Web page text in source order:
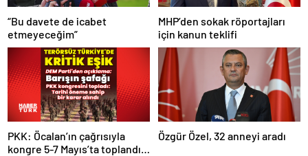
“Bu davete de icabet
etmeyeceğim”
MHP’den sokak röportajları
için kanun teklifi
PKK: Öcalan’ın çağrısıyla
kongre 5-7 Mayıs’ta toplandı!
Özgür Özel, 32 anneyi aradı